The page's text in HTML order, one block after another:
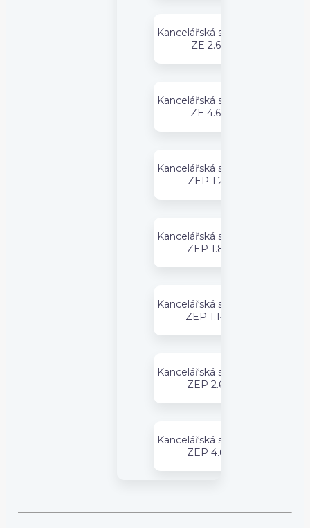
Kancelářská sestava
ZE 2.6
Kancelářská sestava
ZE 4.6
Kancelářská sestava
ZEP 1.2
Kancelářská sestava
ZEP 1.8
Kancelářská sestava
ZEP 1.14
Kancelářská sestava
ZEP 2.6
Kancelářská sestava
ZEP 4.6